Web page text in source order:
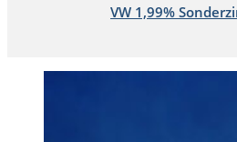
VW 1,99%